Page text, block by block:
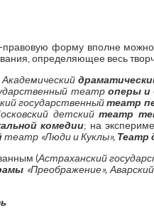
форму вполне можно
определяющее весь
Академический
театр оперы и
государственныйтеатр
детскийтеатр
комедии; на
театр «Люди и Куклы», Театр
(Астраханский
«Преображение»,